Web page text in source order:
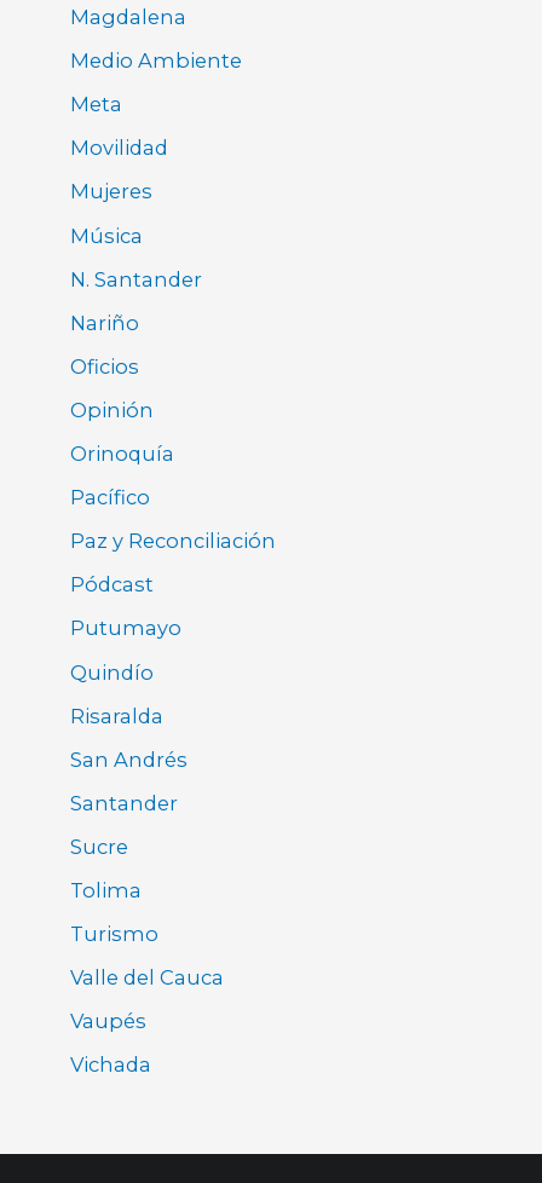
Magdalena
Medio Ambiente
Meta
Movilidad
Mujeres
Música
N. Santander
Nariño
Oficios
Opinión
Orinoquía
Pacífico
Paz y Reconciliación
Pódcast
Putumayo
Quindío
Risaralda
San Andrés
Santander
Sucre
Tolima
Turismo
Valle del Cauca
Vaupés
Vichada